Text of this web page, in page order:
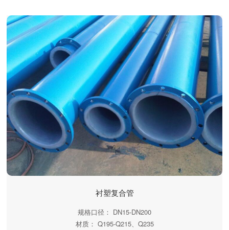
衬塑复合管
规格口径： DN15-DN200
材质： Q195-Q215、Q235